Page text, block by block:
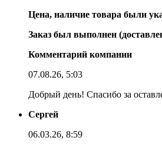
Цена, наличие товара были
Заказ был выполнен
Комментарий компании
07.08.26, 5:03
Добрый день! Спасибо за
Сергей
06.03.26, 8:59